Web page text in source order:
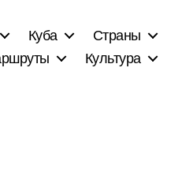
Куба
Страны
Культура